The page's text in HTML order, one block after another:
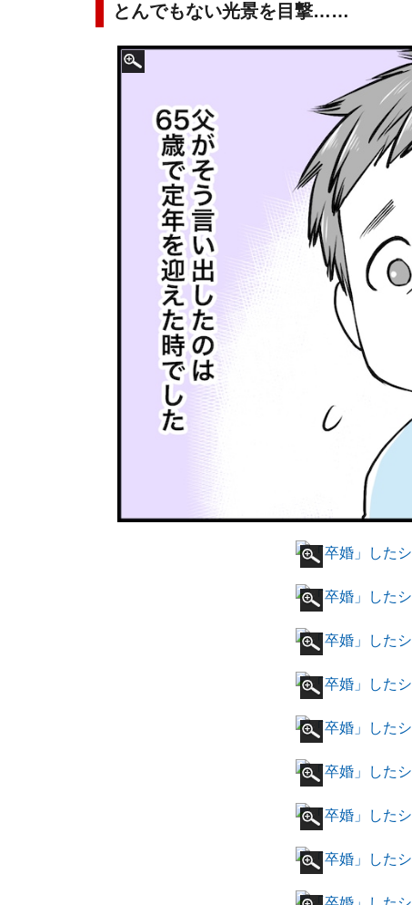
とんでもない光景を目撃……